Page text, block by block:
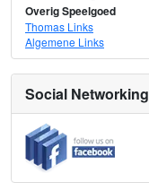
Overig Speelgoed
Thomas Links
Algemene Links
Social Networking